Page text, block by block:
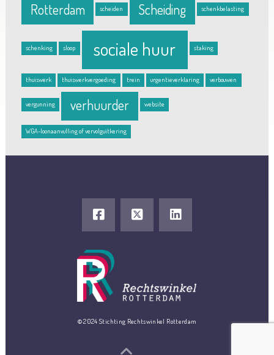
Rotterdam scheiden Scheiding schenkbelasting
schenking sloop sociale huur staking
thuiswerk thuiswerkvergoeding trein urgentieverklaring verbouwen
vergunning verhuurder website
WGA-loonaanvulling of vervolguitkering
© 2024 Stichting Rechtswinkel Rotterdam